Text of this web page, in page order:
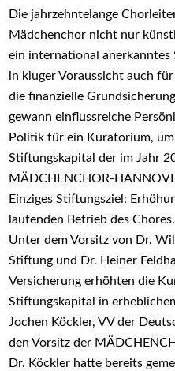
Die jahrzehntelange
Mädchenchor nicht nur
ein international anerkanntes
in kluger Voraussicht auch
die finanzielle
gewann einflussreiche
Politik für ein Kuratorium, um
Stiftungskapital der im Jahr
MÄDCHENCHOR-
Einziges Stiftungsziel:
laufenden Betrieb des Chores.
Unter dem Vorsitz von Dr.
Stiftung und Dr. Heiner
Versicherung erhöhten die
Stiftungskapital in
Jochen Köckler, VV der
den Vorsitz der
Dr. Köckler hatte bereits